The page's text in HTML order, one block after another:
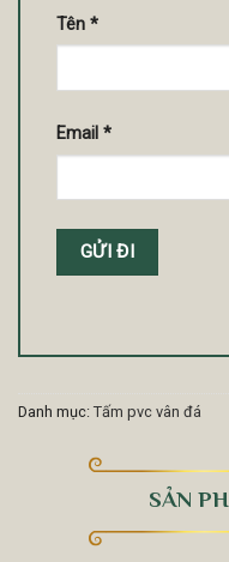
Tên *
Email *
Danh mục: Tấm pvc vân đá
SẢN